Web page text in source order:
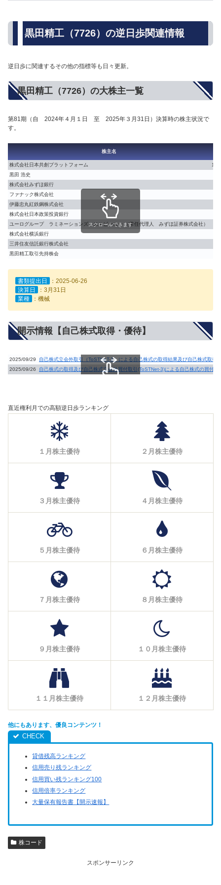
黒田精工（7726）の逆日歩関連情報
逆日歩に関連するその他の指標等も日々更新。
黒田精工（7726）の大株主一覧
第81期（自 2024年４月１日 至 2025年３月31日）決算時の株主状況で
す。
株主名
株式会社日本共創プラットフォーム
黒田 浩史
株式会社みずほ銀行
ファナック株式会社
伊藤忠丸紅鉄鋼株式会社
株式会社日本政策投資銀行
ユーログループ ラミネーションズ エスピーエー （常任代理人 みずほ証券株式会社）
株式会社横浜銀行
三井住友信託銀行株式会社
黒田精工取引先持株会
スクロールできます
書類提出日
：2025-06-26
決算日
：3月31日
業種
：機械
開示情報【自己株式取得・優待】
2025/09/29
自己株式立会外取引（ToSTNeT-3）による自己株式の取得結果及び自己株式取得
2025/09/26
自己株式の取得及び自己株式立会外買付取引(ToSTNet-3)による自己株式の買付け
直近権利月での高額逆日歩ランキング
１月株主優待 ２月株主優待
３月株主優待 ４月株主優待
５月株主優待 ６月株主優待
７月株主優待 ８月株主優待
９月株主優待 １０月株主優待
１１月株主優待 １２月株主優待
他にもあります、優良コンテンツ！
貸借残高ランキング
信用売り残ランキング
信用買い残ランキング100
信用倍率ランキング
大量保有報告書【開示速報】
株コード
スポンサーリンク